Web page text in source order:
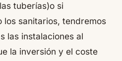
tuberías)o si
los sanitarios, tendremos
las instalaciones al
la inversión y el coste